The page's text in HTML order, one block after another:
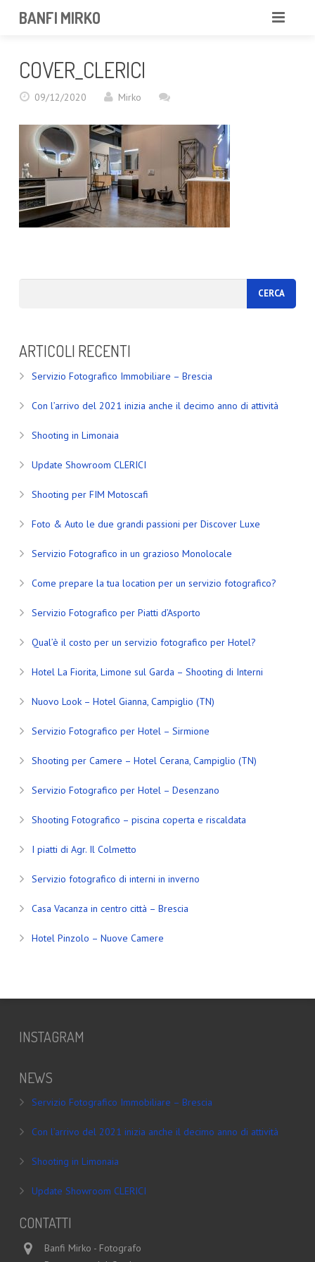
BANFI MIRKO
PORTFOLIO
SERVIZI
NEWS
COVER_CLERICI
09/12/2020 Mirko
ARTICOLI RECENTI
Servizio Fotografico Immobiliare – Brescia
Con l’arrivo del 2021 inizia anche il decimo anno di attività
Shooting in Limonaia
Update Showroom CLERICI
Shooting per FIM Motoscafi
Foto & Auto le due grandi passioni per Discover Luxe
Servizio Fotografico in un grazioso Monolocale
Come prepare la tua location per un servizio fotografico?
Servizio Fotografico per Piatti d’Asporto
Qual’è il costo per un servizio fotografico per Hotel?
Hotel La Fiorita, Limone sul Garda – Shooting di Interni
Nuovo Look – Hotel Gianna, Campiglio (TN)
Servizio Fotografico per Hotel – Sirmione
Shooting per Camere – Hotel Cerana, Campiglio (TN)
Servizio Fotografico per Hotel – Desenzano
Shooting Fotografico – piscina coperta e riscaldata
I piatti di Agr. Il Colmetto
Servizio fotografico di interni in inverno
Casa Vacanza in centro città – Brescia
Hotel Pinzolo – Nuove Camere
INSTAGRAM
NEWS
Servizio Fotografico Immobiliare – Brescia
Con l’arrivo del 2021 inizia anche il decimo anno di attività
Shooting in Limonaia
Update Showroom CLERICI
CONTATTI
Banfi Mirko - Fotografo